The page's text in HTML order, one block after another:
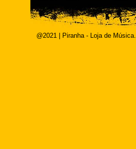
@2021 | Piranha - Loja de Música.